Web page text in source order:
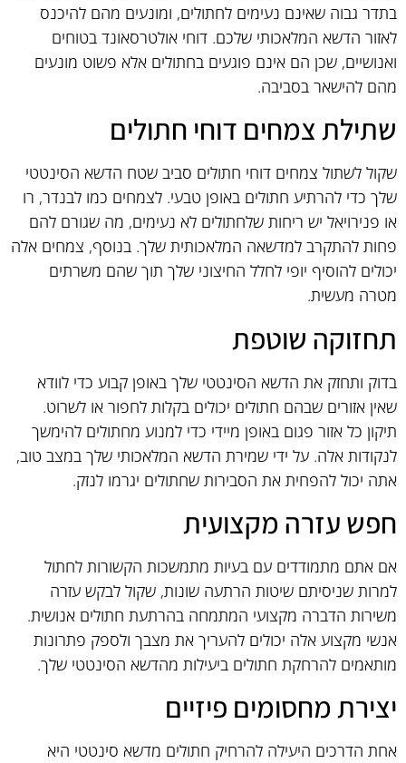
בתדר גבוה שאינם נעימים לחתולים, ומונעים מהם להיכנס
לאזור הדשא המלאכותי שלכם. דוחי אולטרסאונד בטוחים
ואנושיים, שכן הם אינם פוגעים בחתולים אלא פשוט מונעים
מהם להישאר בסביבה.
שתילת צמחים דוחי חתולים
שקול לשתול צמחים דוחי חתולים סביב שטח הדשא הסינטטי
שלך כדי להרתיע חתולים באופן טבעי. לצמחים כמו לבנדר, רו
או פנירויאל יש ריחות שלחתולים לא נעימים, מה שגורם להם
פחות להתקרב למדשאה המלאכותית שלך. בנוסף, צמחים אלה
יכולים להוסיף יופי לחלל החיצוני שלך תוך שהם משרתים
מטרה מעשית.
תחזוקה שוטפת
בדוק ותחזק את הדשא הסינטטי שלך באופן קבוע כדי לוודא
שאין אזורים שבהם חתולים יכולים בקלות לחפור או לשרוט.
תיקון כל אזור פגום באופן מיידי כדי למנוע מחתולים להימשך
לנקודות אלה. על ידי שמירת הדשא המלאכותי שלך במצב טוב,
אתה יכול להפחית את הסבירות שחתולים יגרמו לנזק.
חפש עזרה מקצועית
אם אתם מתמודדים עם בעיות מתמשכות הקשורות לחתול
למרות שניסיתם שיטות הרתעה שונות, שקול לבקש עזרה
משירות הדברה מקצועי המתמחה בהרתעת חתולים אנושית.
אנשי מקצוע אלה יכולים להעריך את מצבך ולספק פתרונות
מותאמים להרחקת חתולים ביעילות מהדשא הסינטטי שלך.
יצירת מחסומים פיזיים
אחת הדרכים היעילה להרחיק חתולים מדשא סינטטי היא